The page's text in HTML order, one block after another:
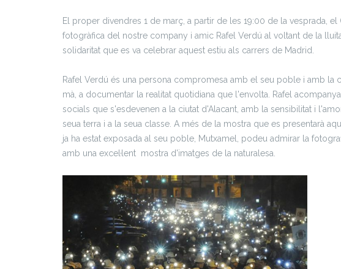
El proper divendres 1 de març, a partir de les 19:00 de la vesprada,
fotogràfica del nostre company i amic Rafel Verdú al voltant de la
solidaritat que es va celebrar aquest estiu als carrers de Madrid.
Rafel Verdú és una persona compromesa amb el seu poble i amb la
mà, a documentar la realitat quotidiana que l'envolta. Rafel
socials que s'esdevenen a la ciutat d'Alacant, amb la sensibilitat i
seua terra i a la seua classe. A més de la mostra que es presentarà
ja ha estat exposada al seu poble, Mutxamel, podeu admirar la
amb una excel·lent mostra d'imatges de la naturalesa.